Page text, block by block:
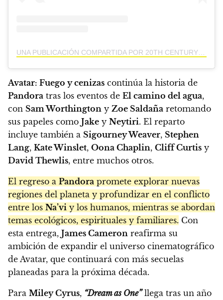
Avatar: Fuego y cenizas continúa la historia de
Pandora tras los eventos de El camino del agua,
con Sam Worthington y Zoe Saldaña retomando
sus papeles como Jake y Neytiri. El reparto
incluye también a Sigourney Weaver, Stephen
Lang, Kate Winslet, Oona Chaplin, Cliff Curtis y
David Thewlis, entre muchos otros.
El regreso a Pandora promete explorar nuevas
regiones del planeta y profundizar en el conflicto
entre los Na’vi y los humanos, mientras se abordan
temas ecológicos, espirituales y familiares. Con
esta entrega, James Cameron reafirma su
ambición de expandir el universo cinematográfico
de Avatar, que continuará con más secuelas
planeadas para la próxima década.
Para Miley Cyrus, “Dream as One”llega tras un año